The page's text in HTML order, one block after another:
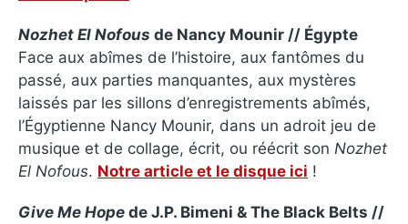
Nozhet El Nofous de Nancy Mounir // Égypte
Face aux abîmes de l’histoire, aux fantômes du
passé, aux parties manquantes, aux mystères
laissés par les sillons d’enregistrements abîmés,
l’Égyptienne Nancy Mounir, dans un adroit jeu de
musique et de collage, écrit, ou réécrit son Nozhet
El Nofous. Notre article et le disque ici !
Give Me Hope de J.P. Bimeni & The Black Belts //